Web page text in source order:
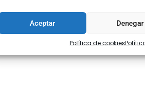
Aceptar Denegar
Política de cookies